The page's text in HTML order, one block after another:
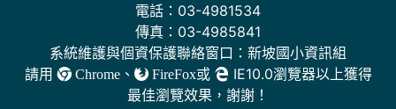
電話：03-4981534
傳真：03-4985841
系統維護與個資保護聯絡窗口：新坡國小資訊組
請用
Chrome、 FireFox或
IE10.0瀏覽器以上獲得
最佳瀏覽效果，謝謝！